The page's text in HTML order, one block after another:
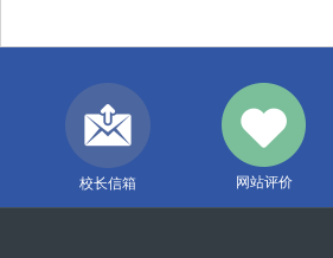
校长信箱 网站评价